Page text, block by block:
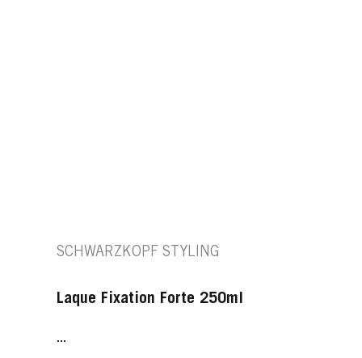
SCHWARZKOPF STYLING
Laque Fixation Forte 250ml
...